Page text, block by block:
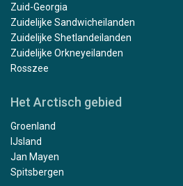
Zuid-Georgia
Zuidelijke Sandwicheilanden
Zuidelijke Shetlandeilanden
Zuidelijke Orkneyeilanden
Rosszee
Het Arctisch gebied
Groenland
IJsland
Jan Mayen
Spitsbergen